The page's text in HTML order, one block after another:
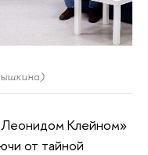
Клейном»
от тайной